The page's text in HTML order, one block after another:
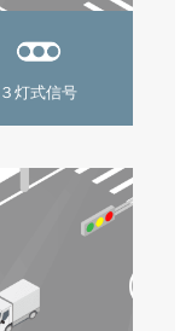
３灯式信号